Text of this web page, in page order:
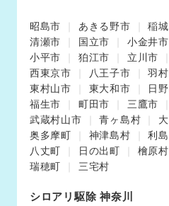
昭島市 あきる野市 稲
清瀬市
国立市 小金井市
小平市
狛江市 立川市
西東京市
八王子市 羽
東村山市
東大和市 日
福生市
町田市 三鷹市
武蔵村山市
青ヶ島村
奥多摩町
神津島村 利
八丈町
日の出町 檜原村
瑞穂町
三宅村
シロアリ駆除 神奈川